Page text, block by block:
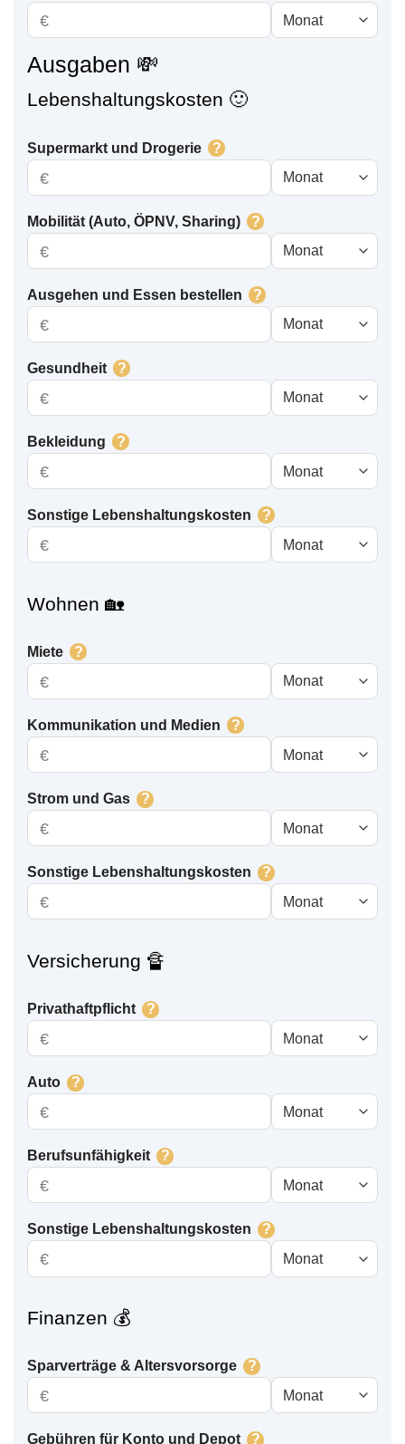
€
Ausgaben 💸
Lebenshaltungskosten 🙂
Supermarkt und Drogerie ?
€
Mobilität (Auto, ÖPNV, Sharing) ?
€
Ausgehen und Essen bestellen ?
€
Gesundheit ?
€
Bekleidung ?
€
Sonstige Le­bens­hal­tungs­kos­ten ?
€
Wohnen 🏡
Miete ?
€
Kommunikation und Medien ?
€
Strom und Gas ?
€
Sonstige Le­bens­hal­tungs­kos­ten ?
€
Versicherung 🔏
Privathaftpflicht ?
€
Auto ?
€
Berufsunfähigkeit ?
€
Sonstige Le­bens­hal­tungs­kos­ten ?
€
Finanzen 💰
Sparverträge & Altersvorsorge ?
€
Gebühren für Konto und Depot ?